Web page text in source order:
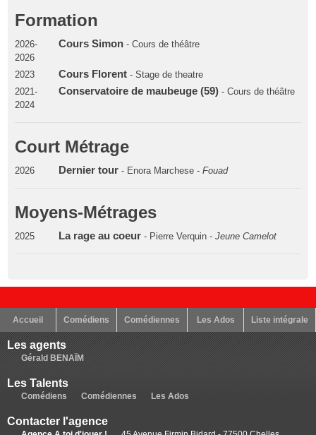
Formation
2026-
2026
Cours Simon- Cours de théâtre
2023 Cours Florent- Stage de theatre
2021-
2024
Conservatoire de maubeuge (59)- Cours de théâtre
Court Métrage
2026 Dernier tour- Enora Marchese - Fouad
Moyens-Métrages
2025 La rage au coeur- Pierre Verquin - Jeune Camelot
Accueil Comédiens Comédiennes Les Ados Liste intégrale
Les agents
Gérald BENAÏM
Les Talents
Comédiens Comédiennes Les Ados
Contacter l'agence